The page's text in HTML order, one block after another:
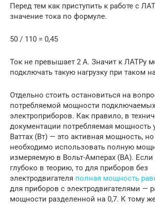
Перед тем как приступить к работе с
значение тока по формуле.
50 / 110 = 0,45
Ток не превышает 2 А. Значит к ЛАТРу
подключать такую нагрузку при таком
Отдельно стоить остановиться на
потребляемой мощности
электроприборов. Как правило, в
документации потребляемая мощность
Ваттах (Вт) — это активная мощность, но
необходимо использовать полную
измеряемую в Вольт-Амперах (ВА). Если
глубоко в теорию, то для приборов без
электродвигателя полная мощность
для приборов с электродвигателями —
мощности разделенной на 0,7. К тому